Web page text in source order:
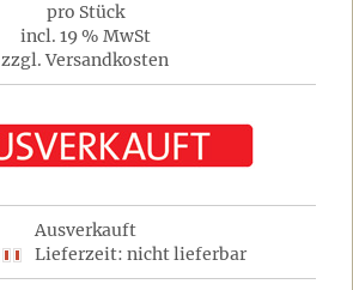
pro Stück
incl. 19 % MwSt
zzgl. Versandkosten
Ausverkauft
Lieferzeit: nicht lieferbar